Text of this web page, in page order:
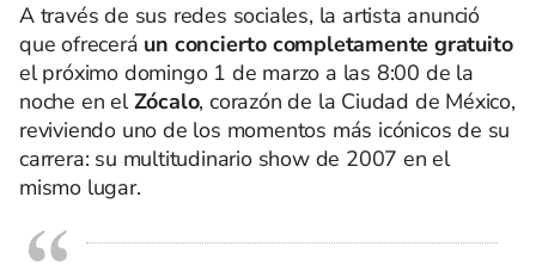
A través de sus redes sociales, la artista anunció
que ofrecerá un concierto completamente gratuito
el próximo domingo 1 de marzo a las 8:00 de la
noche en elZócalo, corazón de la Ciudad de México,
reviviendo uno de los momentos más icónicos de su
carrera: su multitudinario show de 2007 en el
mismo lugar.